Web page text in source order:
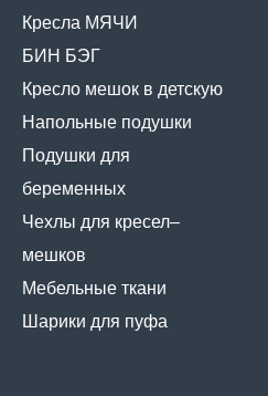
Кресла МЯЧИ
БИН БЭГ
Кресло мешок в детскую
Напольные подушки
Подушки для
беременных
Чехлы для кресел–
мешков
Мебельные ткани
Шарики для пуфа